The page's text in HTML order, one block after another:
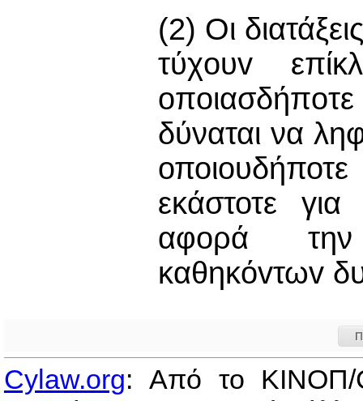
(2) Οι
τύχoυv
δύναται να
εκάστοτε
αφορά την
καθηκόvτωv
Cylaw.org: Από το